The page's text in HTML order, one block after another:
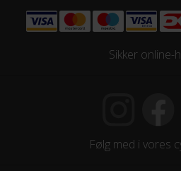
Sikker online-
Følg med i vores